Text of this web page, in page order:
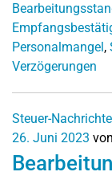
Personalmangel,
Verzögerungen
Steuer-
26. Juni 2023 von